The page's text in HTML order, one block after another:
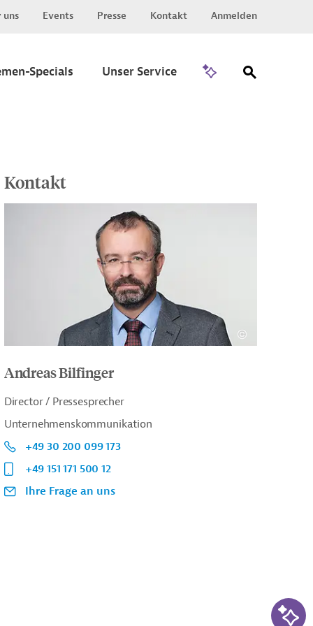
uns Events Presse Kontakt Anmelden
Specials Unser Service
Kontakt
Andreas Bilfinger
Director / Pressesprecher
Unternehmenskommunikation
+49 30 200 099 173
+49 151 171 500 12
Ihre Frage an uns
KI-